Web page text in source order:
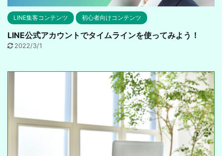
LINE集客コンテンツ 初心者向けコンテンツ
LINE公式アカウントでタイムラインを使ってみよう！
2022/3/1